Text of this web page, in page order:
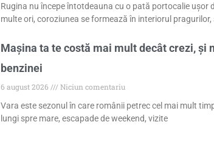
Rugina nu începe întotdeauna cu o pată portocalie ușor
multe ori, coroziunea se formează în interiorul pragurilor,
Mașina ta te costă mai mult decât crezi, și
benzinei
6 august 2026
Niciun comentariu
Vara este sezonul în care românii petrec cel mai mult
lungi spre mare, escapade de weekend, vizite